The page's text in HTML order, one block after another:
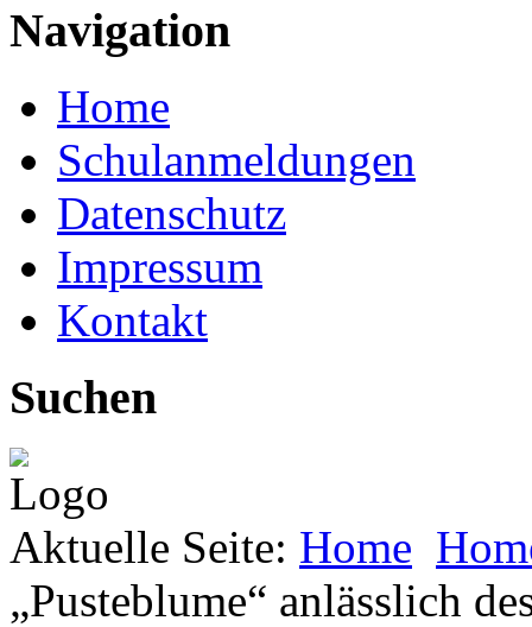
Navigation
Home
Schulanmeldungen
Datenschutz
Impressum
Kontakt
Suchen
Aktuelle Seite: Home
„Pusteblume“ anlässlich